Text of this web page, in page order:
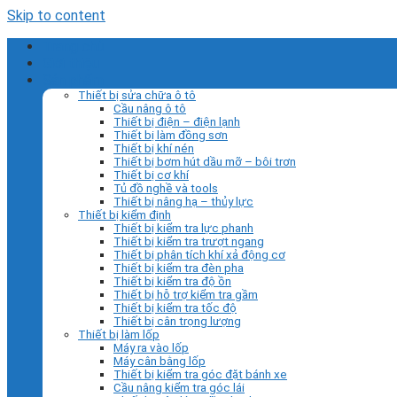
Skip to content
Thiết bị sửa chữa ô tô
Cầu nâng ô tô
Thiết bị điện – điện lạnh
Thiết bị làm đồng sơn
Thiết bị khí nén
Thiết bị bơm hút dầu mỡ – bôi trơn
Thiết bị cơ khí
Tủ đồ nghề và tools
Thiết bị nâng hạ – thủy lực
Thiết bị kiểm định
Thiết bị kiểm tra lực phanh
Thiết bị kiểm tra trượt ngang
Thiết bị phân tích khí xả động cơ
Thiết bị kiểm tra đèn pha
Thiết bị kiểm tra độ ồn
Thiết bị hỗ trợ kiểm tra gầm
Thiết bị kiểm tra tốc độ
Thiết bị cân trọng lượng
Thiết bị làm lốp
Máy ra vào lốp
Máy cân bằng lốp
Thiết bị kiểm tra góc đặt bánh xe
Cầu nâng kiểm tra góc lái